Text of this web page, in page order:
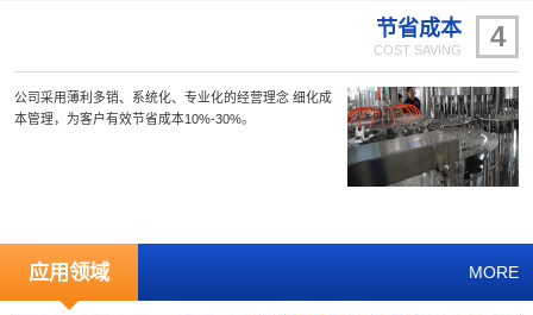
4
节省成本
COST SAVING
公司采用薄利多销、系统化、专业化的经营理念 细化成
本管理，为客户有效节省成本10%-30%。
应用领域 MORE